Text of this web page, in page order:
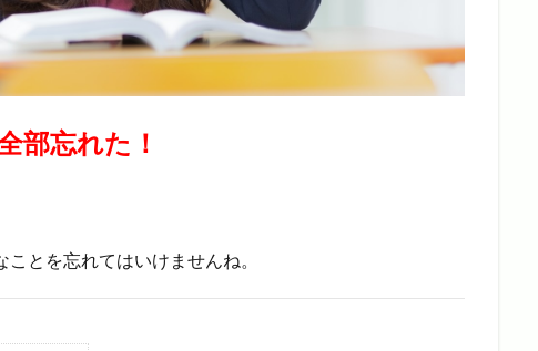
部忘れた！
とを忘れてはいけませんね。